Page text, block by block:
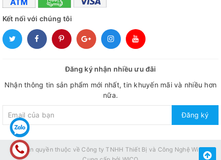
Kết nối với chúng tôi
Đăng ký nhận nhiều ưu đãi
Nhận thông tin sản phẩm mới nhất, tin khuyến mãi và nhiều hơn
nữa.
Đăng ký
© Bản quyền thuộc về Công ty TNHH Thiết Bị và Công Nghệ Wico